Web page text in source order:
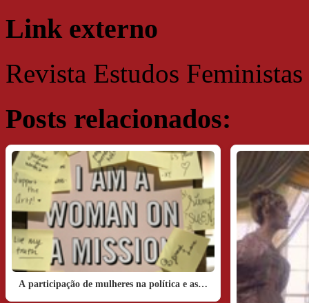
Link externo
Revista Estudos
Posts relacionados:
A participação de mulheres na política e as…